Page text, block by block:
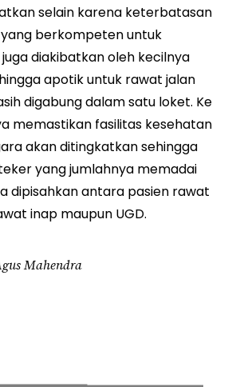
selain karena keterbatasan
berkompeten untuk
diakibatkan oleh kecilnya
apotik untuk rawat jalan
digabung dalam satu loket. Ke
memastikan fasilitas kesehatan
akan ditingkatkan sehingga
yang jumlahnya memadai
dipisahkan antara pasien rawat
inap maupun UGD.
Mahendra